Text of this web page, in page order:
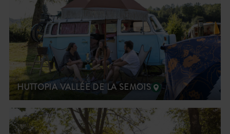
HUTTOPIA VALLÉE DE LA SEMOIS